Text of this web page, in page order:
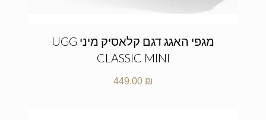
מגפי האגג דגם קלאסיק מיני UGG
CLASSIC MINI
449.00 ₪